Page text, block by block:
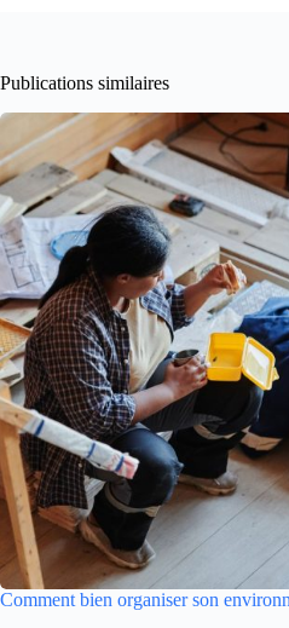
Publications similaires
Comment bien organiser son